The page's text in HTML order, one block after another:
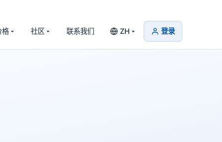
格 社区 联系我们 ZH 登录